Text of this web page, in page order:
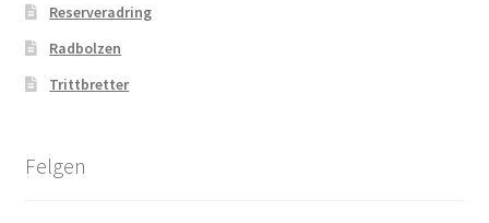
Reserveradring
Radbolzen
Trittbretter
Felgen